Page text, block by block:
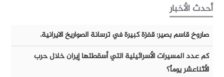
أحدث الأخبار
صاروخ قاسم بصير: قفزة كبيرة في ترسانة الصواريخ الايرانية.
كم عدد المسيرات الأسرائيلية التي أسقطتها إيران خلال حرب
الأثناعشر يوماً؟